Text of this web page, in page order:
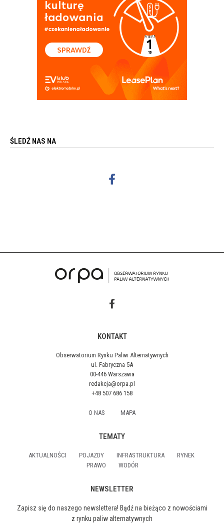
ŚLEDŹ NAS NA
KONTAKT
Obserwatorium Rynku Paliw Alternatywnych
ul. Fabryczna 5A
00-446 Warszawa
redakcja@orpa.pl
+48 507 686 158
O NAS MAPA
TEMATY
AKTUALNOŚCI POJAZDY INFRASTRUKTURA
RYNEK
PRAWO
WODÓR
NEWSLETTER
Zapisz się do naszego newslettera! Bądź na bieżąco z nowościami
z rynku paliw alternatywnych